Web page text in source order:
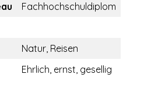
Fachhochschuldiplom
Natur, Reisen
Ehrlich, ernst, gesellig